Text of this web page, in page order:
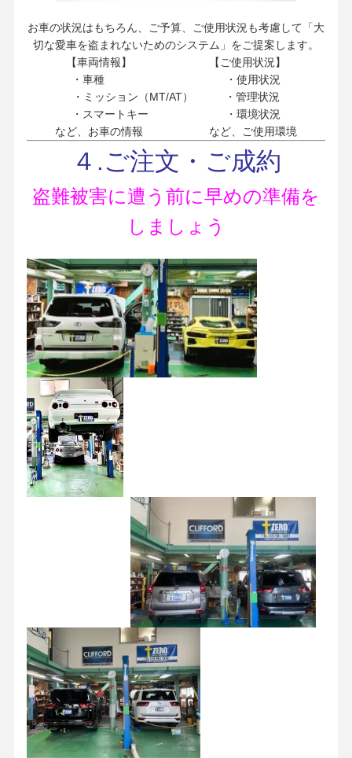
お車の状況はもちろん、ご予算、ご使用状況も考慮して「大
切な愛車を盗まれないためのシステム」をご提案します。
【車両情報】 【ご使用状況】
・車種 ・使用状況
・ミッション（MT/AT） ・管理状況
・スマートキー ・環境状況
など、お車の情報 など、ご使用環境
４.ご注文・ご成約
盗難被害に遭う前に早めの準備を
しましょう